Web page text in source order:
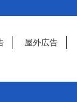
屋外広告